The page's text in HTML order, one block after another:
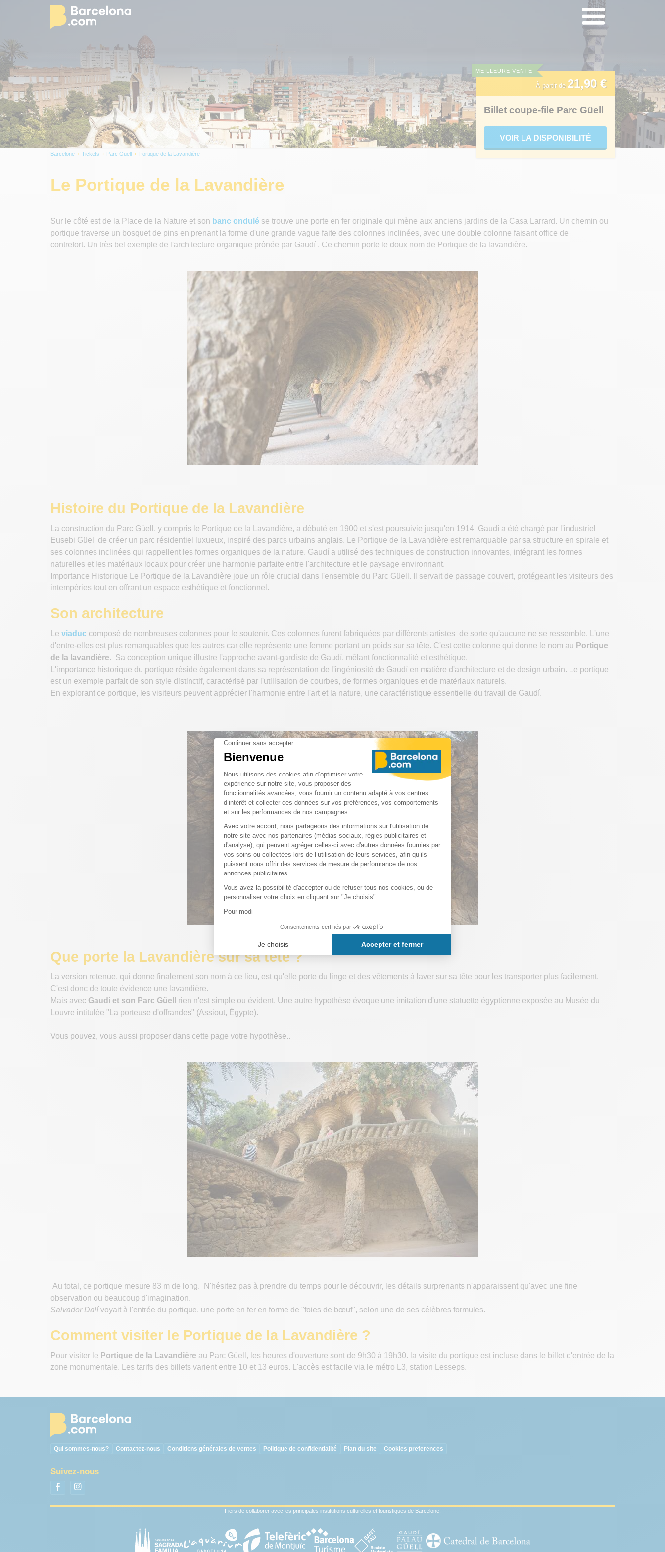
Barcelone Tickets Parc Güell Portique de la Lavandière
Le Portique de la Lavandière
Sur le côté est de la Place de la Nature et son banc ondulé se trouve une porte en fer originale qui mène aux anciens jardins de la Casa Larrard. Un chemin ou
portique traverse un bosquet de pins en prenant la forme d'une grande vague faite des colonnes inclinées, avec une double colonne faisant office de
contrefort. Un très bel exemple de l'architecture organique prônée par Gaudí . Ce chemin porte le doux nom de Portique de la lavandière.
Histoire du Portique de la Lavandière
La construction du Parc Güell, y compris le Portique de la Lavandière, a débuté en 1900 et s'est poursuivie jusqu'en 1914. Gaudí a été chargé par l'industriel
Eusebi Güell de créer un parc résidentiel luxueux, inspiré des parcs urbains anglais. Le Portique de la Lavandière est remarquable par sa structure en spirale et
ses colonnes inclinées qui rappellent les formes organiques de la nature. Gaudí a utilisé des techniques de construction innovantes, intégrant les formes
naturelles et les matériaux locaux pour créer une harmonie parfaite entre l'architecture et le paysage environnant.
Importance Historique Le Portique de la Lavandière joue un rôle crucial dans l'ensemble du Parc Güell. Il servait de passage couvert, protégeant les visiteurs des
intempéries tout en offrant un espace esthétique et fonctionnel.
Son architecture
Le viaduc composé de nombreuses colonnes pour le soutenir. Ces colonnes furent fabriquées par différents artistes de sorte qu'aucune ne se ressemble. L'une
d'entre-elles est plus remarquables que les autres car elle représente une femme portant un poids sur sa tête. C'est cette colonne qui donne le nom au Portique
de la lavandière. Sa conception unique illustre l'approche avant-gardiste de Gaudí, mêlant fonctionnalité et esthétique.
L'importance historique du portique réside également dans sa représentation de l'ingéniosité de Gaudí en matière d'architecture et de design urbain. Le portique
est un exemple parfait de son style distinctif, caractérisé par l'utilisation de courbes, de formes organiques et de matériaux naturels.
En explorant ce portique, les visiteurs peuvent apprécier l'harmonie entre l'art et la nature, une caractéristique essentielle du travail de Gaudí.
Que porte la Lavandière sur sa tête ?
La version retenue, qui donne finalement son nom à ce lieu, est qu'elle porte du linge et des vêtements à laver sur sa tête pour les transporter plus facilement.
C'est donc de toute évidence une lavandière.
Mais avec Gaudi et son Parc Güell
rien n'est simple ou évident. Une autre hypothèse évoque une imitation d'une statuette égyptienne exposée au Musée du
Louvre intitulée "La porteuse d'offrandes" (Assiout, Égypte).
Vous pouvez, vous aussi proposer dans cette page votre hypothèse..
Au total, ce portique mesure 83 m de long. N'hésitez pas à prendre du temps pour le découvrir, les détails surprenants n'apparaissent qu'avec une fine
observation ou beaucoup d'imagination.
Salvador Dalívoyait à l'entrée du portique, une porte en fer en forme de "foies de bœuf", selon une de ses célèbres formules.
Comment visiter le Portique de la Lavandière ?
Pour visiter le Portique de la Lavandière au Parc Güell, les heures d'ouverture sont de 9h30 à 19h30. la visite du portique est incluse dans le billet d'entrée de la
zone monumentale. Les tarifs des billets varient entre 10 et 13 euros. L'accès est facile via le métro L3, station Lesseps.
MEILLEURE VENTE
À partir de 21,90 €
Billet coupe-file Parc Güell
VOIR LA DISPONIBILITÉ
Qui sommes-nous? Contactez-nous Conditions générales de ventes Politique de confidentialité Plan du site Cookies preferences
Suivez-nous
Fiers de collaborer avec les principales institutions culturelles et touristiques de Barcelone.